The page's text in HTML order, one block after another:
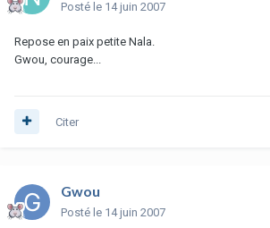
Posté le 14 juin 2007
Repose en paix petite Nala.
Gwou, courage...
Citer
Gwou
Posté le 14 juin 2007